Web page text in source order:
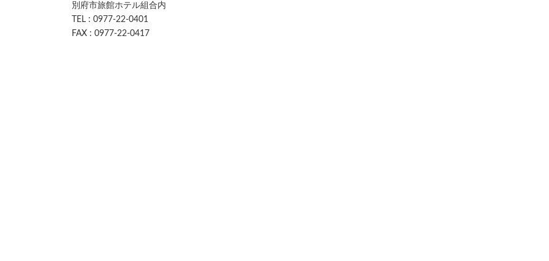
別府市旅館ホテル組合内
TEL : 0977-22-0401
FAX : 0977-22-0417